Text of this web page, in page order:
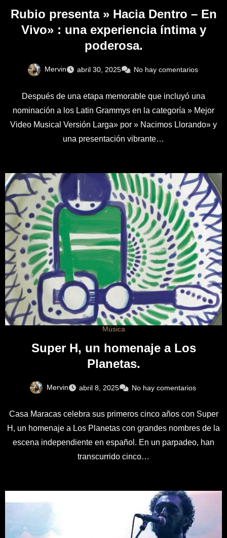
Rubio presenta » Hacia Dentro – En
Vivo» : una experiencia íntima y
poderosa.
Mervin abril 30, 2025 No hay comentarios
Después de una etapa memorable que incluyó una
nominación a los Latin Grammys en la categoría » Mejor
Video Musical Versión Larga» por » Nacimos Llorando» y
una presentación vibrante…
Música
Super H, un homenaje a Los
Planetas.
Mervin abril 8, 2025 No hay comentarios
Casa Maracas celebra sus primeros cinco años con Super
H, un homenaje a Los Planetas con grandes nombres de la
escena independiente en español. En un parpadeo, han
transcurrido cinco…